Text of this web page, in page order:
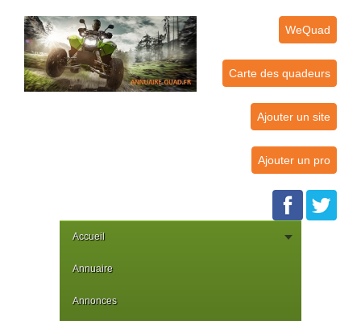
WeQuad
Carte des quadeurs
Ajouter un site
Ajouter un pro
Accueil
Annuaire
Annonces